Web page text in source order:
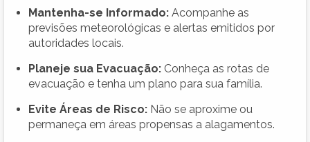
Mantenha-se Informado: Acompanhe as
previsões meteorológicas e alertas emitidos por
autoridades locais.
Planeje sua Evacuação: Conheça as rotas de
evacuação e tenha um plano para sua família.
Evite Áreas de Risco: Não se aproxime ou
permaneça em áreas propensas a alagamentos.